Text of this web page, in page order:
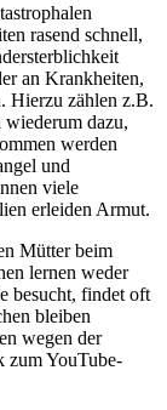
rasend schnell,
an Krankheiten,
Hierzu zählen z.B.
dazu,
werden
und
viele
erleiden Armut.
Mütter beim
lernen weder
besucht, findet oft
bleiben
wegen der
zum YouTube-